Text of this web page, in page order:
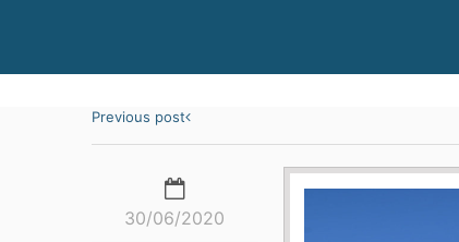
Previous post
30/06/2020